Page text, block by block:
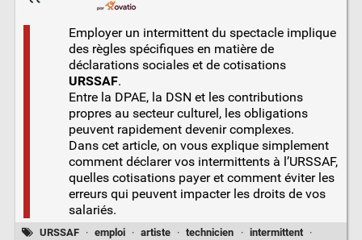
Employer un intermittent du spectacle implique
des règles spécifiques en matière de
déclarations sociales et de cotisations
URSSAF.
Entre la DPAE, la DSN et les contributions
propres au secteur culturel, les obligations
peuvent rapidement devenir complexes.
Dans cet article, on vous explique simplement
comment déclarer vos intermittents à l’URSSAF,
quelles cotisations payer et comment éviter les
erreurs qui peuvent impacter les droits de vos
salariés.
URSSAF · emploi · artiste · technicien · intermittent
·